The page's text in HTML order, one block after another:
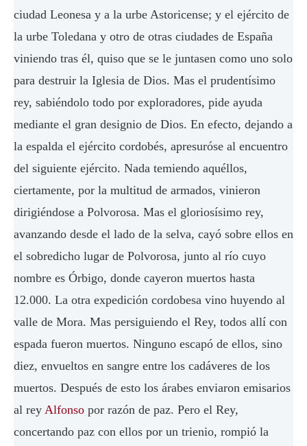
ciudad Leonesa y a la urbe Astoricense; y el ejército de
la urbe Toledana y otro de otras ciudades de España
viniendo tras él, quiso que se le juntasen como uno solo
para destruir la Iglesia de Dios. Mas el prudentísimo
rey, sabiéndolo todo por exploradores, pide ayuda
mediante el gran designio de Dios. En efecto, dejando a
la espalda el ejército cordobés, apresuróse al encuentro
del siguiente ejército. Nada temiendo aquéllos,
ciertamente, por la multitud de armados, vinieron
dirigiéndose a Polvorosa. Mas el gloriosísimo rey,
avanzando desde el lado de la selva, cayó sobre ellos en
el sobredicho lugar de Polvorosa, junto al río cuyo
nombre es Órbigo, donde cayeron muertos hasta
12.000. La otra expedición cordobesa vino huyendo al
valle de Mora. Mas persiguiendo el Rey, todos allí con
espada fueron muertos. Ninguno escapó de ellos, sino
diez, envueltos en sangre entre los cadáveres de los
muertos. Después de esto los árabes enviaron emisarios
al rey Alfonso por razón de paz. Pero el Rey,
concertando paz con ellos por un trienio, rompió la